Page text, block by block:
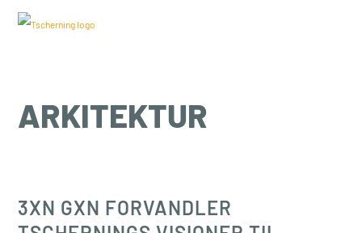
ARKITEKTUR
3XN GXN FORVANDLER